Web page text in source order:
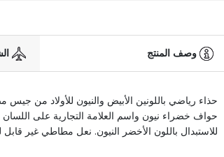
وصف المنتج
حذاء رياضي باللونين الأبيض والنيون للأولاد من جيس
حواف خضراء نيون واسم العلامة التجارية على اللسان
للاستبدال باللون الأخضر النيون. نعل مطاطي غير قابل